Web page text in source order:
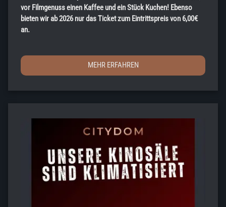
vor Filmgenuss einen Kaffee und ein Stück Kuchen! Ebenso
bieten wir ab 2026 nur das Ticket zum Eintrittspreis von 6,00€
an.
MEHR ERFAHREN